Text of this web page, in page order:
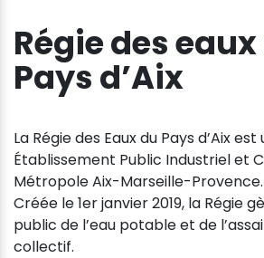
Régie des
Pays d’Aix
La Régie des Eaux du Pays d’Aix est
Établissement Public Industriel et
Métropole Aix-Marseille-Provence.
Créée le 1er janvier 2019, la Régie
public de l’eau potable et de
collectif.